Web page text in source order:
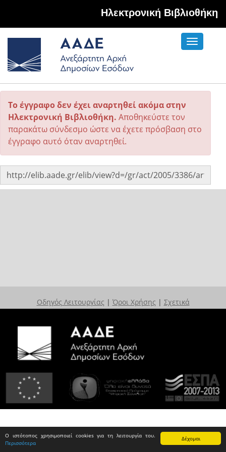
Δέχομαι
Ο ιστότοπος χρησιμοποιεί cookies για τη λειτουργία του.
Περισσότερα
Hλεκτρονική Βιβλιοθήκη
Toggle
Το έγγραφο δεν έχει αναρτηθεί ακόμα στην
Ηλεκτρονική Βιβλιοθήκη. Αποθηκεύστε τον
παρακάτω σύνδεσμο ώστε να έχετε πρόσβαση στο
έγγραφο αυτό όταν αναρτηθεί.
Οδηγός Λειτουργίας | Όροι Χρήσης | Σχετικά